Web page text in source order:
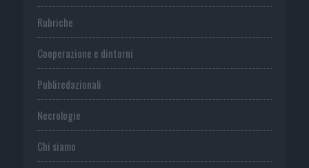
Rubriche
Cooperazione e dintorni
Publiredazionali
Necrologie
Chi siamo